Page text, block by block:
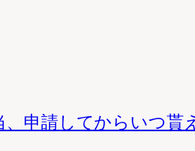
、申請してからいつ貰